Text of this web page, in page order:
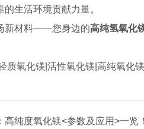
的生活环境贡献力量。
新材料——您身边的高纯氢氧化
质氧化镁|活性氧化镁|高纯氧化
高纯度氧化镁<参数及应用>一览！